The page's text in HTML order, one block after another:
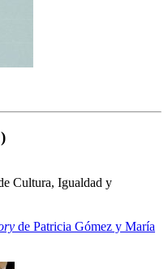
Cultura, Igualdad y
de Patricia Gómez y María